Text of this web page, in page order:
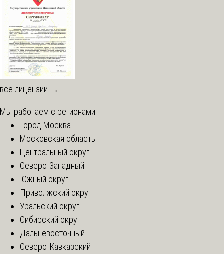
все лицензии →
Мы работаем с регионами
Город Москва
Московская область
Центральный округ
Северо-Западный
Южный округ
Приволжский округ
Уральский округ
Сибирский округ
Дальневосточный
Северо-Кавказский